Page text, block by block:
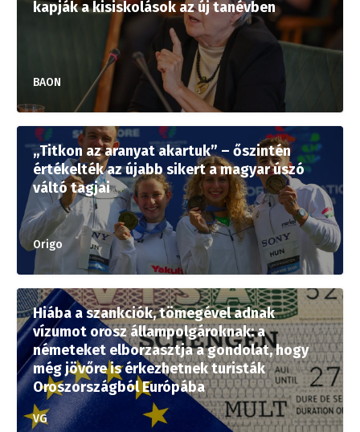
kapják a kisiskolások az új tanévben
BAON
„Titkon az aranyat akartuk” – őszintén
értékelték az újabb sikert a magyar úszó
váltó tagjai
Origo
Hiába a szankciók, tömegével adnak
vízumot orosz állampolgároknak: a
németeket elborzasztja a gondolat, hogy
még jövőre is érkezhetnek turisták
Oroszországból Európába
VG